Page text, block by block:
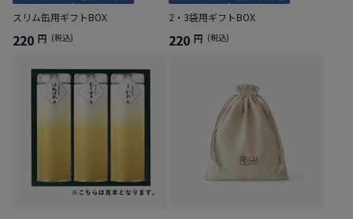
スリム缶用ギフトBOX
220 円 (税込)
2・3袋用ギフトBOX
220 円 (税込)